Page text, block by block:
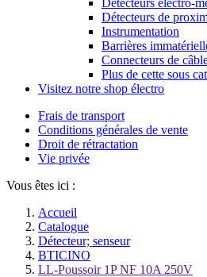
Détecteurs de
Instrumentation
Barrières
Connecteurs de
Plus de cette sous
Visitez notre shop électro
Frais de transport
Conditions générales de vente
Droit de rétractation
Vie privée
Vous êtes ici :
Accueil
Catalogue
Détecteur; senseur
BTICINO
LL-Poussoir 1P NF 10A 250V